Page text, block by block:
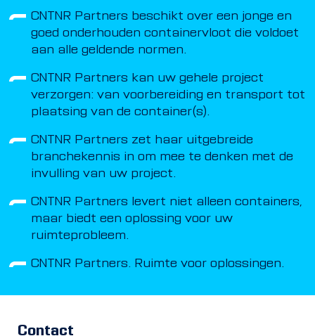
CNTNR Partners beschikt over een jonge en
goed onderhouden containervloot die voldoet
aan alle geldende normen.
CNTNR Partners kan uw gehele project
verzorgen: van voorbereiding en transport tot
plaatsing van de container(s).
CNTNR Partners zet haar uitgebreide
branchekennis in om mee te denken met de
invulling van uw project.
CNTNR Partners levert niet alleen containers,
maar biedt een oplossing voor uw
ruimteprobleem.
CNTNR Partners. Ruimte voor oplossingen.
Contact